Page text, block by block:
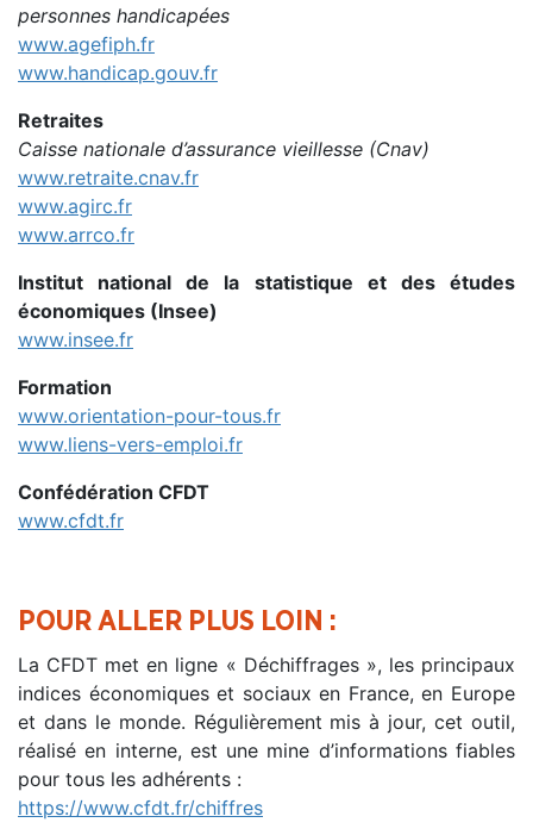
personnes handicapées
www.agefiph.fr
www.handicap.gouv.fr
Retraites
Caisse nationale d’assurance vieillesse (Cnav)
www.retraite.cnav.fr
www.agirc.fr
www.arrco.fr
Institut national de la statistique et des études
économiques (Insee)
www.insee.fr
Formation
www.orientation-pour-tous.fr
www.liens-vers-emploi.fr
Confédération CFDT
www.cfdt.fr
POUR ALLER PLUS LOIN :
La CFDT met en ligne « Déchiffrages », les principaux
indices économiques et sociaux en France, en Europe
et dans le monde. Régulièrement mis à jour, cet outil,
réalisé en interne, est une mine d’informations fiables
pour tous les adhérents :
https://www.cfdt.fr/chiffres